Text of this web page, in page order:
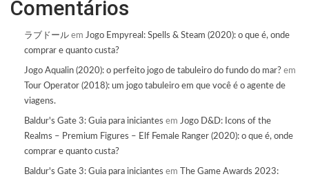
Comentários
ラブドール em Jogo Empyreal: Spells & Steam (2020): o que é, onde
comprar e quanto custa?
Jogo Aqualin (2020): o perfeito jogo de tabuleiro do fundo do mar? em
Tour Operator (2018): um jogo tabuleiro em que você é o agente de
viagens.
Baldur's Gate 3: Guia para iniciantes em Jogo D&D: Icons of the
Realms – Premium Figures – Elf Female Ranger (2020): o que é, onde
comprar e quanto custa?
Baldur's Gate 3: Guia para iniciantes em
The Game Awards 2023: